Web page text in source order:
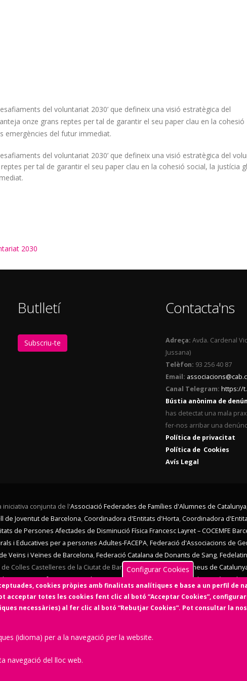
del voluntariat 2030’ que defineix una visió estratègica del
onze grans reptes per tal de garantir el seu paper clau en la cohesió
emergències del futur immediat.
del voluntariat 2030’ que defineix una visió estratègica del
per tal de garantir el seu paper clau en la cohesió social, la justícia
2030
Butlletí
Subscriu-te
Contacta'ns
Adreça: Avda. Cardenal
Jussana)
Telèfon: 93 256 40 87
Email:
Canal Telegram: https://
Bústia anònima de
has detectat una mala
fer-nos arribar una
Política de privacitat
Política de Cookies
Avís Legal
iniciativa conjunta de l'Associació Federades de Famílies d'Alumnes de Catalunya
de Joventut de Barcelona,Coordinadora d'Entitats d'Horta,Coordinadora
de Persones Afectades de Disminució Física Francesc Layret – COCEMFE
i Educatives per a persones Adultes-FACEPA,Federació d'Associacions de
Veïns i Veïnes de Barcelona,Federació Catalana de Donants de Sang,
Colles Castelleres de la Ciutat de Barcelona,Federació d'Ateneus de
Sants Hostafrancs i La Bordeta,SOS Racisme Taula d'Entitats de Sarrià,Taula
Solidària . El Consell d'Associacions de Barcelona manté un conveni de
de Barcelona és membre de Xarxa d'Economia Solidària ,FETS – Finançament
Configurar Cookies
cookies pròpies amb finalitats analítiques e base a un perfil de
acceptar totes les cookies fent clic al botó “Acceptar Cookies”,
necessàries) al fer clic al botó “Rebutjar Cookies”. Pot consultar la
(idioma) per a la navegació per la website.
navegació del lloc web.